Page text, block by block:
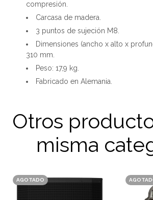
compresión.
Carcasa de madera.
3 puntos de sujeción M8.
Dimensiones (ancho x alto x
310 mm.
Peso: 17,9 kg.
Fabricado en Alemania.
Otros
misma
AGOTADO